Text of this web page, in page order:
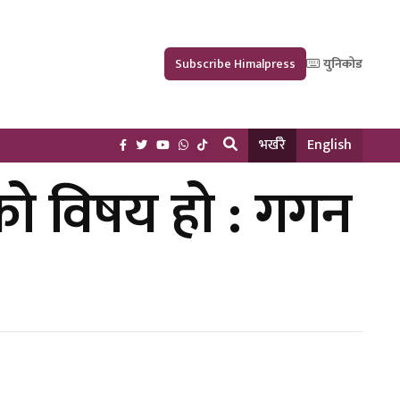
Subscribe Himalpress युनिकोड
भर्खरै English
विषय हो : गगन